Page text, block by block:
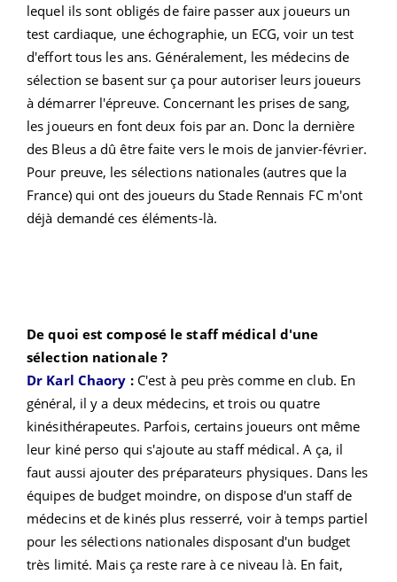
lequel ils sont obligés de faire passer aux joueurs un
test cardiaque, une échographie, un ECG, voir un test
d'effort tous les ans. Généralement, les médecins de
sélection se basent sur ça pour autoriser leurs joueurs
à démarrer l'épreuve. Concernant les prises de sang,
les joueurs en font deux fois par an. Donc la dernière
des Bleus a dû être faite vers le mois de janvier-février.
Pour preuve, les sélections nationales (autres que la
France) qui ont des joueurs du Stade Rennais FC m'ont
déjà demandé ces éléments-là.
De quoi est composé le staff médical d'une
sélection nationale ?
Dr Karl Chaory : C'est à peu près comme en club. En
général, il y a deux médecins, et trois ou quatre
kinésithérapeutes. Parfois, certains joueurs ont même
leur kiné perso qui s'ajoute au staff médical. A ça, il
faut aussi ajouter des préparateurs physiques. Dans les
équipes de budget moindre, on dispose d'un staff de
médecins et de kinés plus resserré, voir à temps partiel
pour les sélections nationales disposant d'un budget
très limité. Mais ça reste rare à ce niveau là. En fait,